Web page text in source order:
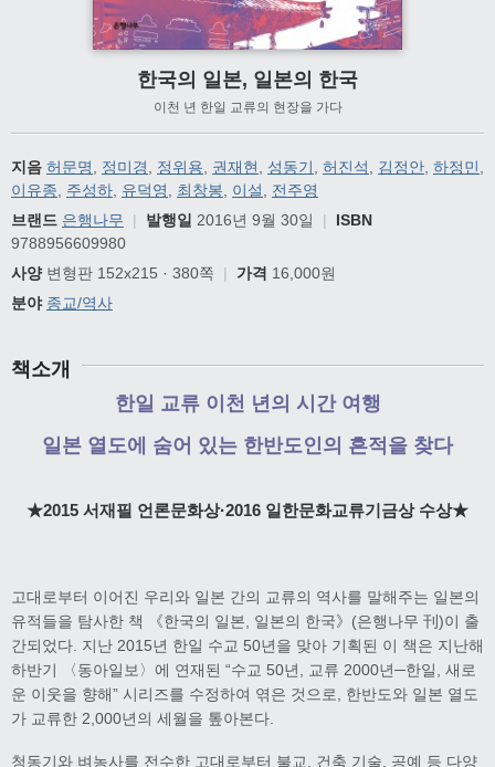
한국의 일본, 일본의 한국
이천 년 한일 교류의 현장을 가다
지음 허문명 정미경 정위용 권재현 성동기 허진석 김정안 하정민
이유종
주성하 유덕영 최창봉 이설
전주영
브랜드 은행나무 | 발행일 2016년 9월 30일 |
ISBN
9788956609980
사양변형판 152x215 · 380쪽 | 가격 16,000원
분야 종교/역사
책소개
한일 교류 이천 년의 시간 여행
일본 열도에 숨어 있는 한반도인의 흔적을 찾다
★2015 서재필 언론문화상·2016 일한문화교류기금상 수상★
고대로부터 이어진 우리와 일본 간의 교류의 역사를 말해주는 일본의
유적들을 탐사한 책 《한국의 일본, 일본의 한국》(은행나무 刊)이 출
간되었다. 지난 2015년 한일 수교 50년을 맞아 기획된 이 책은 지난해
하반기 〈동아일보〉에 연재된 “수교 50년, 교류 2000년─한일, 새로
운 이웃을 향해” 시리즈를 수정하여 엮은 것으로, 한반도와 일본 열도
가 교류한 2,000년의 세월을 톺아본다.
청동기와 벼농사를 전수한 고대로부터 불교, 건축 기술, 공예 등 다양